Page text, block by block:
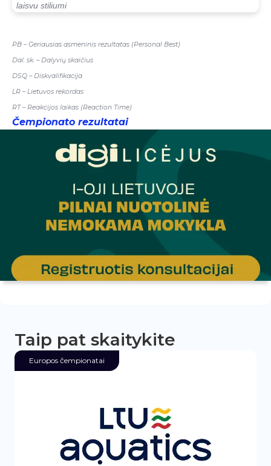
laisvu stiliumi
PB – Geriausias asmeninis rezultatas (Personal Best)
Dal. sk. – Dalyvių skaičius
DSQ – Diskvalifikacija
LR ­– Lietuvos rekordas
RT – Reakcijos laikas (Reaction Time)
Čempionato rezultatai
Taip pat skaitykite
Europos čempionatai